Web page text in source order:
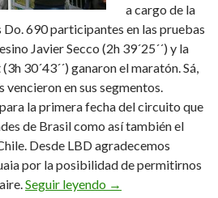
a cargo de la
690 participantes en las pruebas
Javier Secco (2h 39´25´´) y la
30´43´´) ganaron el maratón. Sá,
en sus segmentos.
la primera fecha del circuito que
de Brasil como así también el
Desde LBD agradecemos
por la posibilidad de permitirnos
Seguir leyendo “Felicidade nao
→